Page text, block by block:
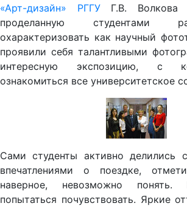
«Арт-дизайн» РГГУГ.В. Волкова
проделанную студентами
охарактеризовать как научный
проявили себя талантливыми
интересную экспозицию, с
ознакомиться все университетское
Сами студенты активно делились
впечатлениями о поездке,
наверное, невозможно
попытаться почувствовать. Яркие